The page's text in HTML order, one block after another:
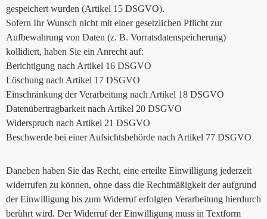
gespeichert wurden (Artikel 15 DSGVO).
Sofern Ihr Wunsch nicht mit einer gesetzlichen Pflicht zur
Aufbewahrung von Daten (z. B. Vorratsdatenspeicherung)
kollidiert, haben Sie ein Anrecht auf:
Berichtigung nach Artikel 16 DSGVO
Löschung nach Artikel 17 DSGVO
Einschränkung der Verarbeitung nach Artikel 18 DSGVO
Datenübertragbarkeit nach Artikel 20 DSGVO
Widerspruch nach Artikel 21 DSGVO
Beschwerde bei einer Aufsichtsbehörde nach Artikel 77 DSGVO
Daneben haben Sie das Recht, eine erteilte Einwilligung jederzeit
widerrufen zu können, ohne dass die Rechtmäßigkeit der aufgrund
der Einwilligung bis zum Widerruf erfolgten Verarbeitung hierdurch
berührt wird. Der Widerruf der Einwilligung muss in Textform